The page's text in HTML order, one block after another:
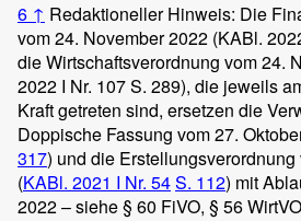
6 ↑ Redaktioneller Hinweis: Die
vom 24. November 2022 (KABl.
die Wirtschaftsverordnung vom 24.
2022 I Nr. 107 S. 289), die jeweils
Kraft getreten sind, ersetzen die
Doppische Fassung vom 27.
317) und die Erstellungsverordnung
(KABl. 2021 I Nr. 54S. 112) mit
2022 – siehe § 60 FiVO, § 56